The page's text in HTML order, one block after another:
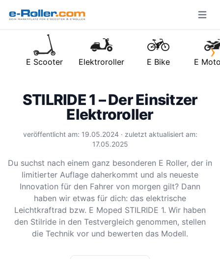
Open
›
E Scooter Elektroroller E Bike E
STILRIDE 1 – Der Einsitzer
Elektroroller
veröffentlicht am: 19.05.2024 · zuletzt aktualisiert am:
17.05.2025
Du suchst nach einem ganz besonderen E Roller, der in
limitierter Auflage daherkommt und als neueste
Innovation für den Fahrer von morgen gilt? Dann
haben wir etwas für dich: das elektrische
Leichtkraftrad bzw. E Moped STILRIDE 1. Wir haben
den Stilride in den Testvergleich genommen, stellen
die Technik vor und bewerten das Modell.